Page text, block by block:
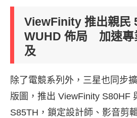
ViewFinity 推出親民
WUHD 佈局 加速專
及
除了電競系列外，三星也同步
版圖，推出 ViewFinity S80HF
S85TH，鎖定設計師、影音剪